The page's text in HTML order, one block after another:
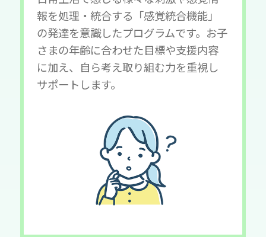
報を処理・統合する「感覚統合機能」
の発達を意識したプログラムです。お子
さまの年齢に合わせた目標や支援内容
に加え、自ら考え取り組む力を重視し
サポートします。